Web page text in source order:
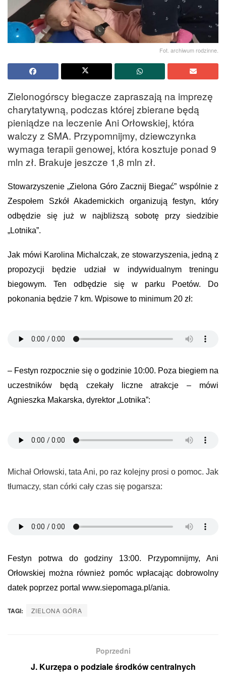
Fot. archiwum rodzinne.
Zielonogórscy biegacze zapraszają na imprezę
charytatywną, podczas której zbierane będą
pieniądze na leczenie Ani Orłowskiej, która
walczy z SMA. Przypomnijmy, dziewczynka
wymaga terapii genowej, która kosztuje ponad 9
mln zł. Brakuje jeszcze 1,8 mln zł.
Stowarzyszenie „Zielona Góro Zacznij Biegać” wspólnie z
Zespołem Szkół Akademickich organizują festyn, który
odbędzie się już w najbliższą sobotę przy siedzibie
„Lotnika”.
Jak mówi Karolina Michalczak, ze stowarzyszenia, jedną z
propozycji będzie udział w indywidualnym treningu
biegowym. Ten odbędzie się w parku Poetów. Do
pokonania będzie 7 km. Wpisowe to minimum 20 zł:
– Festyn rozpocznie się o godzinie 10:00. Poza biegiem na
uczestników będą czekały liczne atrakcje – mówi
Agnieszka Makarska, dyrektor „Lotnika”:
Michał Orłowski, tata Ani, po raz kolejny prosi o pomoc. Jak
tłumaczy, stan córki cały czas się pogarsza:
Festyn potrwa do godziny 13:00. Przypomnijmy, Ani
Orłowskiej można również pomóc wpłacając dobrowolny
datek poprzez portal www.siepomaga.pl/ania.
TAGI: ZIELONA GÓRA
Poprzedni
J. Kurzępa o podziale środków centralnych